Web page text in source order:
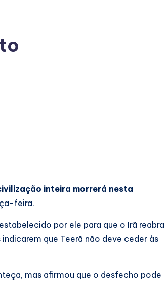
inteira morrerá nesta
feira.
por ele para que o Irã reabra
que Teerã não deve ceder às
mas afirmou que o desfecho pode